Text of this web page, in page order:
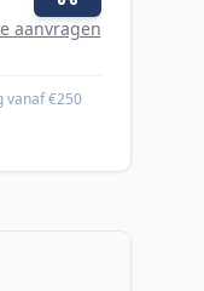
aanvragen
vanaf €250